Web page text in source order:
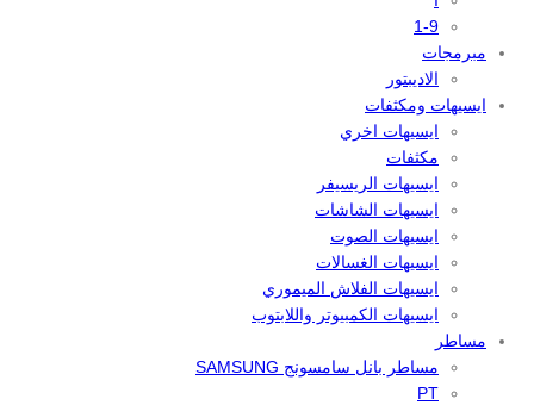
1-9
مبرمجات
الاديبتور
ايسيهات ومكثفات
ايسيهات اخري
مكثفات
ايسيهات الريسيفر
ايسيهات الشاشات
ايسيهات الصوت
ايسيهات الغسالات
ايسيهات الفلاش الميموري
ايسيهات الكمبيوتر واللابتوب
مساطر
مساطر بانل سامسونج SAMSUNG
PT